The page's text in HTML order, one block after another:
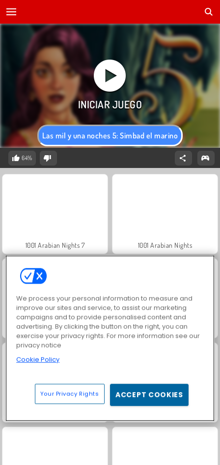
Las mil y una noches 5: Simbad el marino
64%
1001 Arabian Nights 7 1001 Arabian Nights
1001 Arabian Nights Jewel Garden Story
We process your personal information to measure and
improve our sites and service, to assist our marketing
campaigns and to provide personalised content and
advertising. By clicking the button on the right, you can
exercise your privacy rights. For more information see our
privacy notice
Cookie Policy
Your Privacy Rights ACCEPT COOKIES